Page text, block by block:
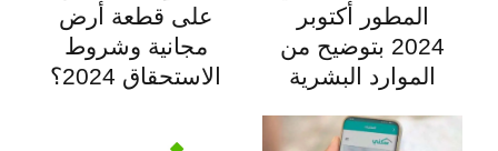
المطور أكتوبر
2024 بتوضيح من
الموارد البشرية
على قطعة أرض
مجانية وشروط
الاستحقاق 2024؟